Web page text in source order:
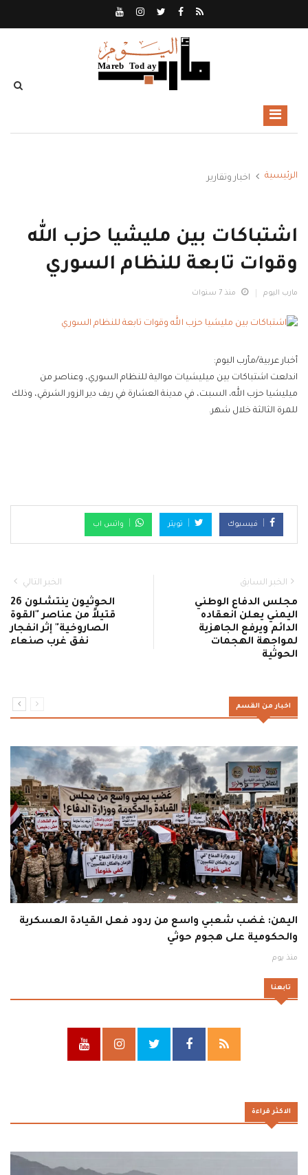
الرئيسية اخبار وتقارير
اشتباكات بين مليشيا حزب الله
وقوات تابعة للنظام السوري
مارب اليوم منذ 7 سنوات
أخبار عربية/مأرب اليوم:
اندلعت اشتباكات بين ميليشيات موالية للنظام السوري، وعناصر من
ميليشيا حزب الله، السبت، في مدينة العشارة في ريف دير الزور الشرقي، وذلك
للمرة الثالثة خلال شهر.
فيسبوك تويتر واتس اب
الخبر السابق
مجلس الدفاع الوطني
اليمني يعلن انعقاده
الدائم ويرفع الجاهزية
لمواجهة الهجمات
الحوثية
الخبر التالي
الحوثيون ينتشلون 26
قتيلاً من عناصر "القوة
الصاروخية" إثر انفجار
نفق غرب صنعاء
اخبار من القسم
اليمن: غضب شعبي واسع من ردود فعل القيادة العسكرية
والحكومية على هجوم حوثي
منذ يوم
تابعنا
الاكثر قراءة